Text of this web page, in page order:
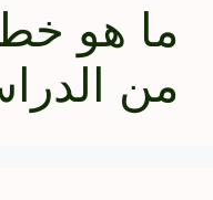
ما هو
من